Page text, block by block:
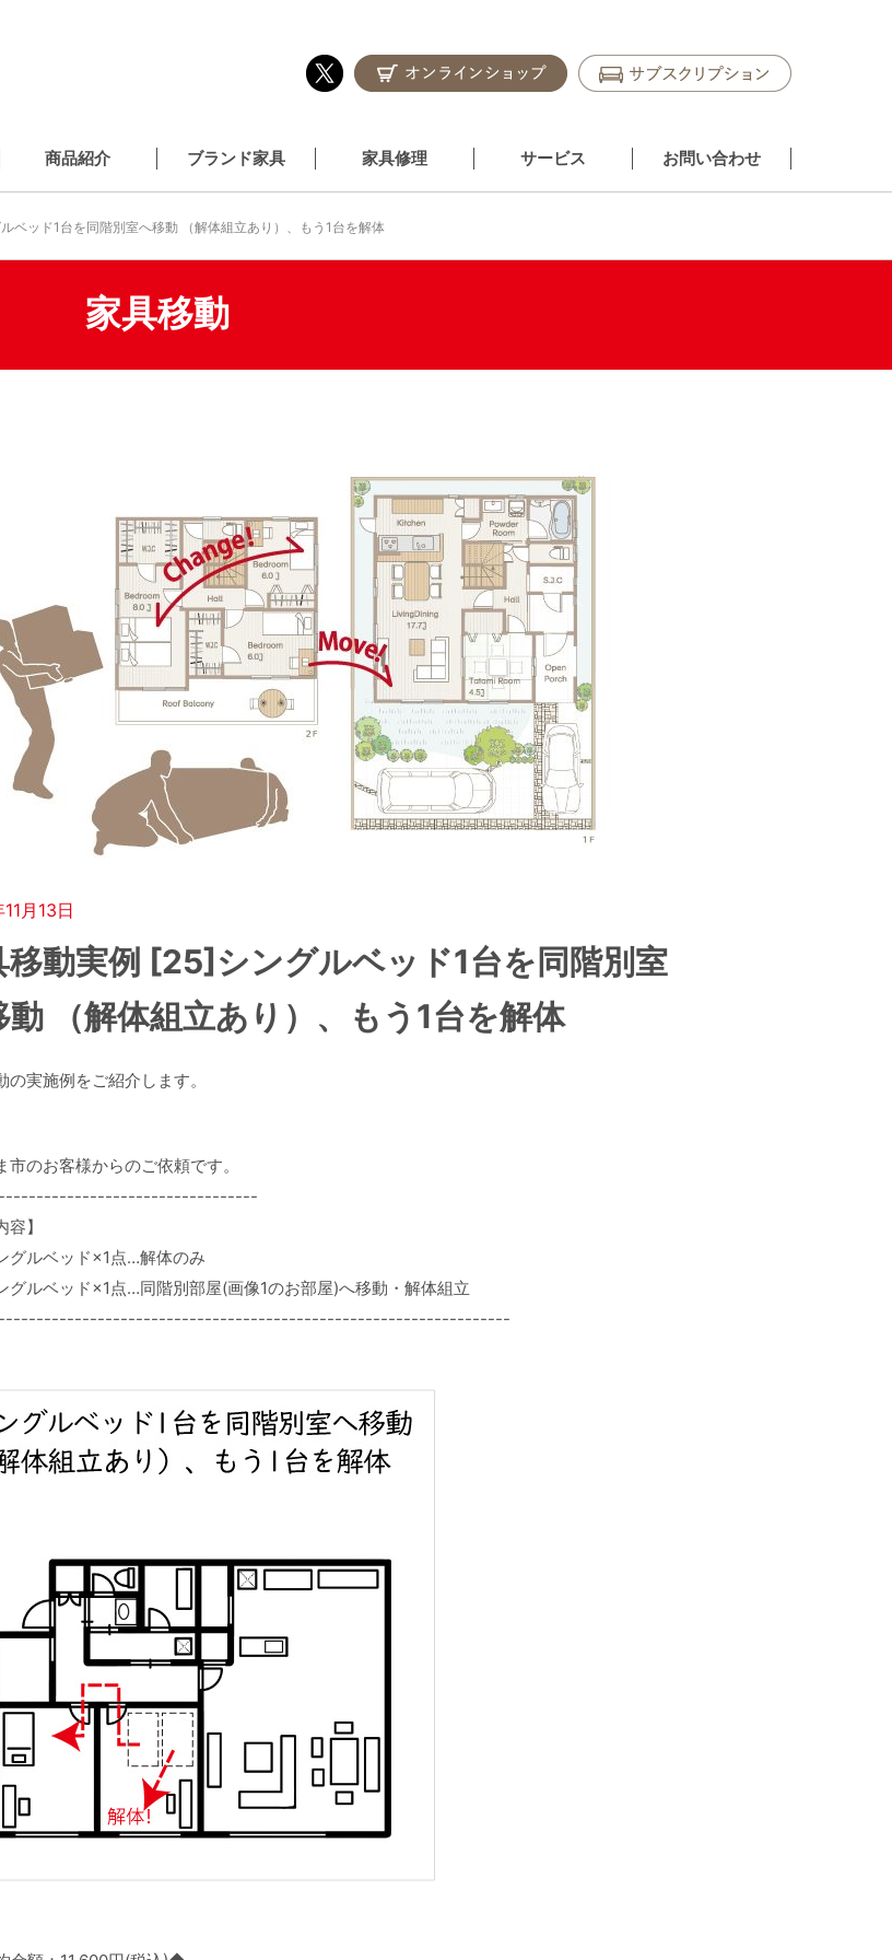
商品紹介 ブランド家具 家具修理 サービス お問い合わせ
ベッド1台を同階別室へ移動 （解体組立あり）、もう1台を解体
家具移動
月13日
移動実例 [25]シングルベッド1台を同階別室
動 （解体組立あり）、もう1台を解体
の実施例をご紹介します。
市のお客様からのご依頼です。
容】
グルベッド×1点…解体のみ
グルベッド×1点…同階別部屋(画像1のお部屋)へ移動・解体組立